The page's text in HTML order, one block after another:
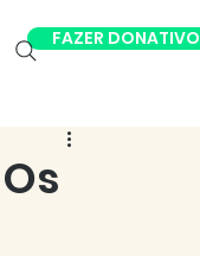
FAZER DONATIVO